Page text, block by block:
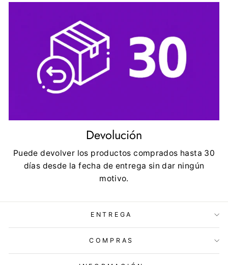
Devolución
Puede devolver los productos comprados hasta 30
días desde la fecha de entrega sin dar ningún
motivo.
ENTREGA
COMPRAS